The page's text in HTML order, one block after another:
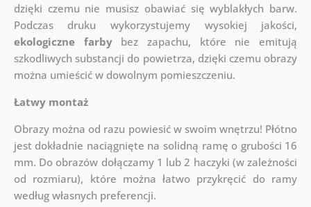
dzięki czemu nie musisz obawiać się wyblakłych barw.
Podczas druku wykorzystujemy wysokiej jakości,
ekologiczne farbybez zapachu, które nie emitują
szkodliwych substancji do powietrza, dzięki czemu obrazy
można umieścić w dowolnym pomieszczeniu.
Łatwy montaż
Obrazy można od razu powiesić w swoim wnętrzu! Płótno
jest dokładnie naciągnięte na solidną ramę o grubości 16
mm. Do obrazów dołączamy 1 lub 2 haczyki (w zależności
od rozmiaru), które można łatwo przykręcić do ramy
według własnych preferencji.